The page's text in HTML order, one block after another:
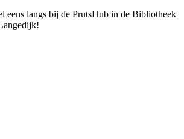
eens langs bij de PrutsHub in de Bibliotheek